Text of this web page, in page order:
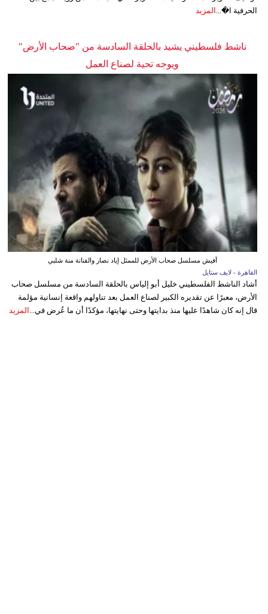
الحرفية ا�... المزيد
ناشط فلسطيني يشيد بالحلقة السادسة من "صحاب الأرض"
ويوجه تحية لصناع العمل
أفيش مسلسل صحاب الأرض للممثل إياد نصار والفنانة منة شلبي
القاهرة - لايف ستايل
أشاد الناشط الفلسطيني خليل أبو إلياس بالحلقة السادسة من مسلسل صحاب
الأرض، معبرًا عن تقديره الكبير لصناع العمل بعد تناولهم واقعة إنسانية مؤلمة
قال إنه كان شاهدًا عليها منذ بدايتها وحتى نهايتها، مؤكدًا أن ما عُرض في... المزيد